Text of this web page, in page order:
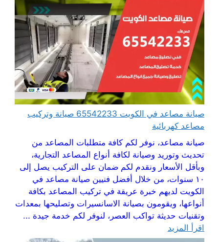
صيانة مصاعد في الكويت 65542233 صيانة وتركيب
مصاعد كهربائية
صيانة مصاعد، نوفر لكم كافة متطلبات المصاعد من
تحديث وتوريد وصيانة لكافة أنواع المصاعد التجارية،
وبأقل الأسعار ونقدم لكم ضمان على التركيب يصل إلى
١٠ سنوات، من خلال أفضل فنيين صيانة مصاعد في
الكويت لديهم خبرة عريقة في تركيب المصاعد بكافة
أنواعها، ويقومون بصيانة الاسانسيرات وتصليحها بمعدات
وتقنيات حديثة تواكب العصر، لنوفر لكم خدمة جيدة ...
اقرأ المزيد